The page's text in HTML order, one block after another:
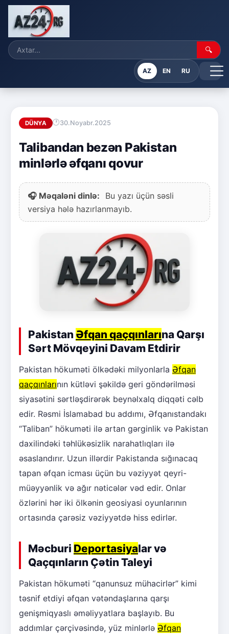
🔍
AZ EN RU
DÜNYA 30.Noyabr.2025
Talibandan bezən Pakistan
minlərlə əfqanı qovur
🎧 Məqaləni dinlə:
Bu yazı üçün səsli
versiya hələ hazırlanmayıb.
Pakistan Əfqan qaçqınlarına Qarşı
Sərt Mövqeyini Davam Etdirir
Pakistan hökuməti ölkədəki milyonlarla Əfqan
qaçqınlarının kütləvi şəkildə geri göndərilməsi
siyasətini sərtləşdirərək beynəlxalq diqqəti cəlb
edir. Rəsmi İslamabad bu addımı, Əfqanıstandakı
“Taliban” hökuməti ilə artan gərginlik və Pakistan
daxilindəki təhlükəsizlik narahatlıqları ilə
əsaslandırır. Uzun illərdir Pakistanda sığınacaq
tapan əfqan icması üçün bu vəziyyət qeyri-
müəyyənlik və ağır nəticələr vəd edir. Onlar
özlərini hər iki ölkənin geosiyasi oyunlarının
ortasında çarəsiz vəziyyətdə hiss edirlər.
Məcburi Deportasiyalar və
Qaçqınların Çətin Taleyi
Pakistan hökuməti “qanunsuz mühacirlər” kimi
təsnif etdiyi əfqan vətəndaşlarına qarşı
genişmiqyaslı əməliyyatlara başlayıb. Bu
addımlar çərçivəsində, yüz minlərlə Əfqan